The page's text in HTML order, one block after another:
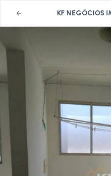
KF NEGÓCIOS